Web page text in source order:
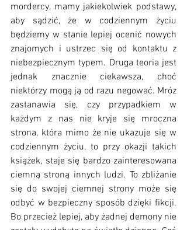
mordercy, mamy jakiekolwiek podstawy,
aby sądzić, że w codziennym życiu
będziemy w stanie lepiej ocenić nowych
znajomych i ustrzec się od kontaktu z
niebezpiecznym typem. Druga teoria jest
jednak znacznie ciekawsza, choć
niektórzy mogą ją od razu negować. Mróz
zastanawia się, czy przypadkiem w
każdym z nas nie kryje się mroczna
strona, która mimo że nie ukazuje się w
codziennym życiu, to przy okazji takich
książek, staje się bardzo zainteresowana
ciemną stroną innych ludzi. To zbliżanie
się do swojej ciemnej strony może się
odbyć w bezpieczny sposób dzięki fikcji.
Bo przecież lepiej, aby żadnej demony nie